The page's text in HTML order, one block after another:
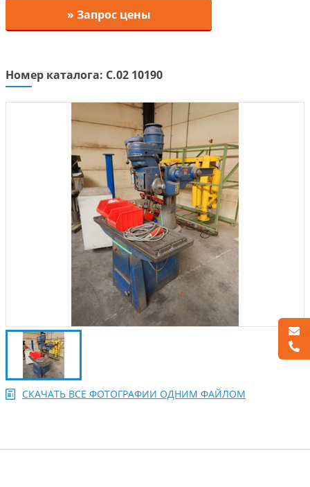
» Запрос цены
Номер каталога: C.02 10190
СКАЧАТЬ ВСЕ ФОТОГРАФИИ ОДНИМ ФАЙЛОМ